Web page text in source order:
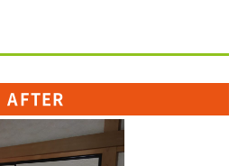
AFTER